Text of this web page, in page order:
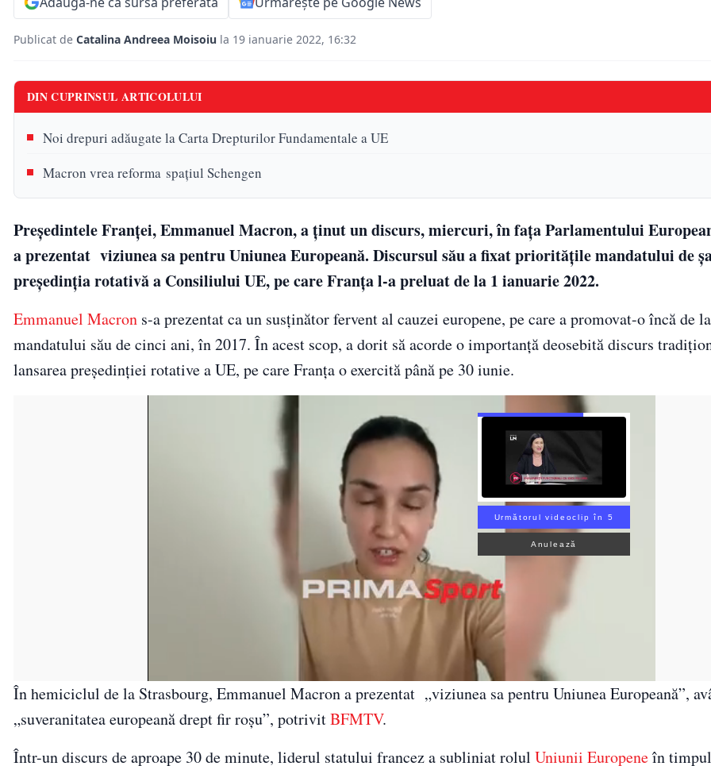
Publicat de Catalina Andreea Moisoiu la 19 ianuarie 2022, 16:32
DIN CUPRINSUL ARTICOLULUI
Noi drepuri adăugate la Carta Drepturilor Fundamentale a UE
Macron vrea reforma spațiul Schengen
Președintele Franței, Emmanuel Macron, a ținut un discurs, miercuri, în fața Parlamentului
a prezentat viziunea sa pentru Uniunea Europeană. Discursul său a fixat prioritățile mandatului de
președinția rotativă a Consiliului UE, pe care Franța l-a preluat de la 1 ianuarie 2022.
Emmanuel Macron s-a prezentat ca un susținător fervent al cauzei europene, pe care a promovat-o încă de
mandatului său de cinci ani, în 2017. În acest scop, a dorit să acorde o importanță deosebită discurs
lansarea președinției rotative a UE, pe care Franța o exercită până pe 30 iunie.
Următorul videoclip în 4
Anulează
În hemiciclul de la Strasbourg, Emmanuel Macron a prezentat „viziunea sa pentru Uniunea Europeană”,
„suveranitatea europeană drept fir roșu”, potrivitBFMTV.
Într-un discurs de aproape 30 de minute, liderul statului francez a subliniat rolul Uniunii Europeneîn